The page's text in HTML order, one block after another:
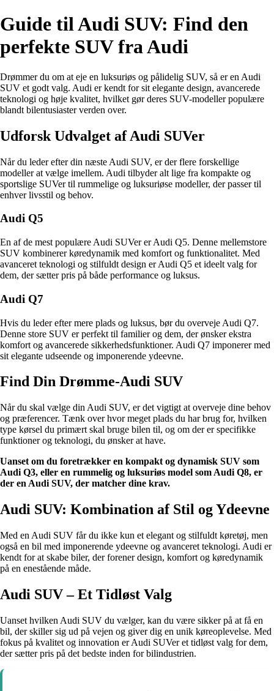
Guide til Audi SUV: Find den
perfekte SUV fra Audi
Drømmer du om at eje en luksuriøs og pålidelig SUV, så er en Audi
SUV et godt valg. Audi er kendt for sit elegante design, avancerede
teknologi og høje kvalitet, hvilket gør deres SUV-modeller populære
blandt bilentusiaster verden over.
Udforsk Udvalget af Audi SUVer
Når du leder efter din næste Audi SUV, er der flere forskellige
modeller at vælge imellem. Audi tilbyder alt lige fra kompakte og
sportslige SUVer til rummelige og luksuriøse modeller, der passer til
enhver livsstil og behov.
Audi Q5
En af de mest populære Audi SUVer er Audi Q5. Denne mellemstore
SUV kombinerer køredynamik med komfort og funktionalitet. Med
avanceret teknologi og stilfuldt design er Audi Q5 et ideelt valg for
dem, der sætter pris på både performance og luksus.
Audi Q7
Hvis du leder efter mere plads og luksus, bør du overveje Audi Q7.
Denne store SUV er perfekt til familier og dem, der ønsker ekstra
komfort og avancerede sikkerhedsfunktioner. Audi Q7 imponerer med
sit elegante udseende og imponerende ydeevne.
Find Din Drømme-Audi SUV
Når du skal vælge din Audi SUV, er det vigtigt at overveje dine behov
og præferencer. Tænk over hvor meget plads du har brug for, hvilken
type kørsel du primært skal bruge bilen til, og om der er specifikke
funktioner og teknologi, du ønsker at have.
Uanset om du foretrækker en kompakt og dynamisk SUV som
Audi Q3, eller en rummelig og luksuriøs model som Audi Q8, er
der en Audi SUV, der matcher dine krav.
Audi SUV: Kombination af Stil og Ydeevne
Med en Audi SUV får du ikke kun et elegant og stilfuldt køretøj, men
også en bil med imponerende ydeevne og avanceret teknologi. Audi er
kendt for at skabe biler, der forener design, komfort og køredynamik
på en enestående måde.
Audi SUV – Et Tidløst Valg
Uanset hvilken Audi SUV du vælger, kan du være sikker på at få en
bil, der skiller sig ud på vejen og giver dig en unik køreoplevelse. Med
fokus på kvalitet og innovation er Audi SUVer et tidløst valg for dem,
der sætter pris på det bedste inden for bilindustrien.